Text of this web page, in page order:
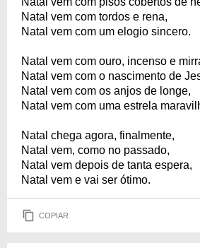
Natal vem com tordos e rena,
Natal vem com um elogio sincero.
Natal vem com ouro, incenso e
Natal vem com o nascimento de
Natal vem com os anjos de longe,
Natal vem com uma estrela
Natal chega agora, finalmente,
Natal vem, como no passado,
Natal vem depois de tanta espera,
Natal vem e vai ser ótimo.
COPIAR